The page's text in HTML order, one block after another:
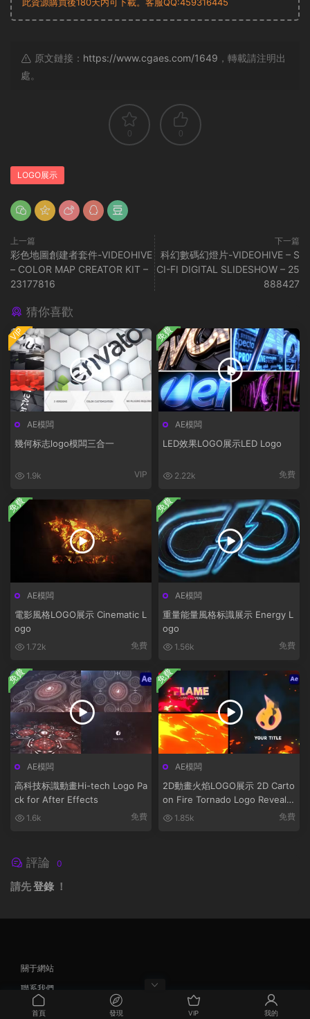
原文鏈接： https://www.cgaes.com/1649 ，轉載請注明出
處。
0 0
LOGO展示
上一篇
彩色地圖創建者套件-VIDEOHIVE
– COLOR MAP CREATOR KIT –
23177816
下一篇
科幻數碼幻燈片-VIDEOHIVE – S
CI-FI DIGITAL SLIDESHOW – 25
888427
猜你喜歡
AE模闆
幾何标志logo模闆三合一
1.9k VIP
VIP
AE模闆
LED效果LOGO展示LED Logo
2.22k 免費
免費
AE模闆
電影風格LOGO展示 Cinematic L
ogo
1.72k 免費
免費
AE模闆
重量能量風格标識展示 Energy L
ogo
1.56k 免費
免費
AE模闆
高科技标識動畫Hi-tech Logo Pa
ck for After Effects
1.6k 免費
免費
AE模闆
2D動畫火焰LOGO展示 2D Carto
on Fire Tornado Logo Reveals
[After Effects]
1.85k 免費
免費
評論 0
請先登錄 ！
關于網站
聯系我們
忘記密碼
首頁 發現 VIP 我的